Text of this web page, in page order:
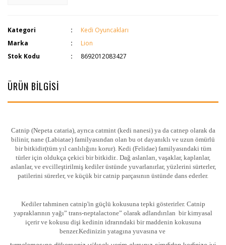
Kategori
Kedi Oyuncakları
Marka
Lion
Stok Kodu
8692012083427
ÜRÜN BİLGİSİ
Catnip (Nepeta cataria), ayrıca catmint (kedi nanesi) ya da catnep olarak da
bilinir, nane (Labiatae) familyasından olan bu ot dayanıklı ve uzun ömürlü
bir bitkidir(tüm yıl canlılığını korur). Kedi (Felidae) familyasındaki tüm
türler için oldukça çekici bir bitkidir.. Dağ aslanları, vaşaklar, kaplanlar,
aslanlar, ve evcilleştirilmiş kediler üstünde yuvarlanırlar, yüzlerini sürterler,
patilerini sürerler, ve küçük bir catnip parçasının üstünde dans ederler.
Kediler tahminen catnip'in güçlü kokusuna tepki gösterirler. Catnip
yapraklarının yağı” trans-neptalactone” olarak adlandırılan bir kimyasal
içerir ve kokusu dişi kedinin idrarındaki bir maddenin kokusuna
benzer.Kedinizin yatagına yuvasına ve